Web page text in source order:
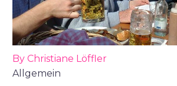
By Christiane Löffler
Allgemein